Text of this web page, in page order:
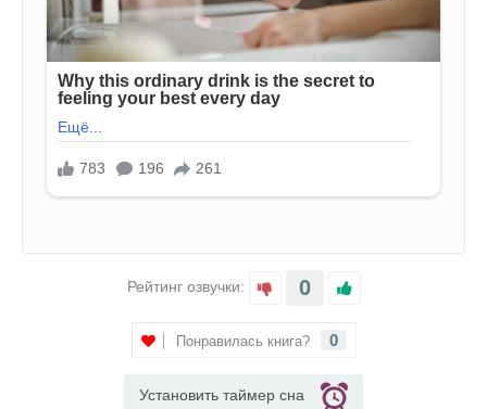
Рейтинг озвучки: 0
Понравилась книга? 0
Установить таймер сна